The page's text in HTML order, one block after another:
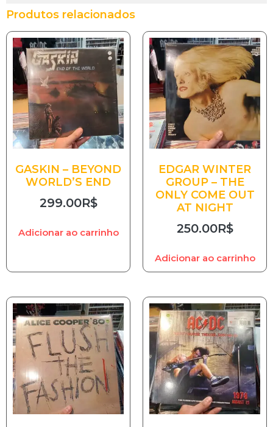
Produtos relacionados
GASKIN – BEYOND
WORLD’S END
299.00R$
Adicionar ao carrinho
EDGAR WINTER
GROUP – THE
ONLY COME OUT
AT NIGHT
250.00R$
Adicionar ao carrinho